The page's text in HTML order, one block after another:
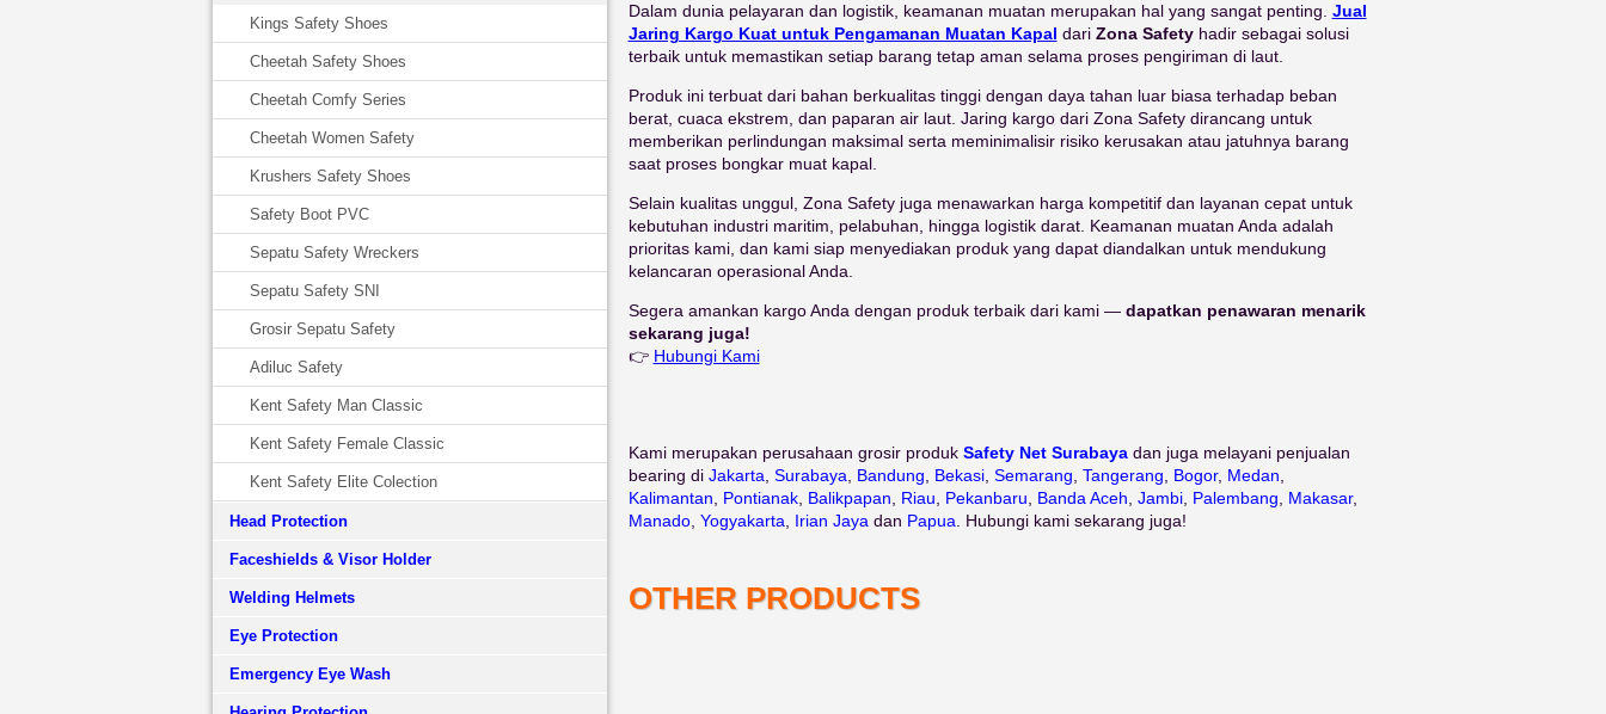
Kings Safety Shoes
Cheetah Safety Shoes
Cheetah Comfy Series
Cheetah Women Safety
Krushers Safety Shoes
Safety Boot PVC
Sepatu Safety Wreckers
Sepatu Safety SNI
Grosir Sepatu Safety
Adiluc Safety
Kent Safety Man Classic
Kent Safety Female Classic
Kent Safety Elite Colection
Head Protection
Faceshields & Visor Holder
Welding Helmets
Eye Protection
Emergency Eye Wash
Dalam dunia pelayaran dan logistik, keamanan muatan merupakan hal yang sangat penting. Jual
Jaring Kargo Kuat untuk Pengamanan Muatan Kapal dari Zona Safetyhadir sebagai solusi
terbaik untuk memastikan setiap barang tetap aman selama proses pengiriman di laut.
Produk ini terbuat dari bahan berkualitas tinggi dengan daya tahan luar biasa terhadap beban
berat, cuaca ekstrem, dan paparan air laut. Jaring kargo dari Zona Safety dirancang untuk
memberikan perlindungan maksimal serta meminimalisir risiko kerusakan atau jatuhnya barang
saat proses bongkar muat kapal.
Selain kualitas unggul, Zona Safety juga menawarkan harga kompetitif dan layanan cepat untuk
kebutuhan industri maritim, pelabuhan, hingga logistik darat. Keamanan muatan Anda adalah
prioritas kami, dan kami siap menyediakan produk yang dapat diandalkan untuk mendukung
kelancaran operasional Anda.
Segera amankan kargo Anda dengan produk terbaik dari kami — dapatkan penawaran menarik
sekarang juga!
👉 Hubungi Kami
Kami merupakan perusahaan grosir produk Safety Net Surabayadan juga melayani penjualan
bearing di Jakarta Surabaya Bandung Bekasi, Semarang Tangerang Bogor, Medan
Kalimantan
Pontianak, Balikpapan Riau Pekanbaru Banda Aceh Jambi, Palembang Makasar,
Manado, Yogyakarta Irian Jaya dan Papua . Hubungi kami sekarang juga!
OTHER PRODUCTS